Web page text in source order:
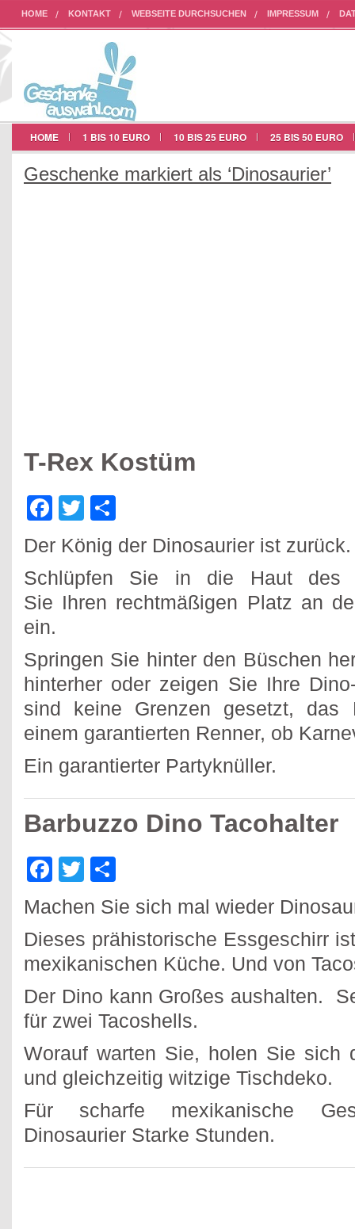
HOME KONTAKT WEBSEITE DURCHSUCHEN IMPRESSUM
AUF UNSERER WEBSEITE WERBEN
HOME 1 BIS 10 EURO 10 BIS 25 EURO 25 BIS 50 EURO
Geschenke markiert als ‘Dinosaurier’
T-Rex Kostüm
Facebook
Twitter
Der König der Dinosaurier ist zurück.
Schlüpfen Sie in die Haut des
Sie Ihren rechtmäßigen Platz an
ein.
Springen Sie hinter den Büschen
hinterher oder zeigen Sie Ihre
sind keine Grenzen gesetzt, das
einem garantierten Renner, ob
Ein garantierter Partyknüller.
Barbuzzo Dino Tacohalter
Facebook
Twitter
Machen Sie sich mal wieder
Dieses prähistorische Essgeschirr
mexikanischen Küche. Und von
Der Dino kann Großes aushalten.
für zwei Tacoshells.
Worauf warten Sie, holen Sie sich
und gleichzeitig witzige Tischdeko.
Für scharfe mexikanische
Dinosaurier Starke Stunden.